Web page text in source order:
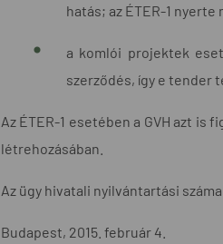
hatás; az ÉTER-1 nyerte
a komlói projektek
szerződés, így e tender
Az ÉTER-1 esetében a GVH azt
létrehozásában.
Az ügy hivatali nyilvántartási
Budapest, 2015. február 4.